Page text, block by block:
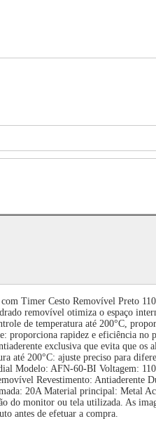
Timer Cesto Removível Preto
removível otimiza o espaço
de temperatura até 200°C,
proporciona rapidez e eficiência
exclusiva que evita que
até 200°C: ajuste preciso para
Modelo: AFN-60-BI Voltagem:
Revestimento:
20A Material principal: Metal
do monitor ou tela utilizada. As
antes de efetuar a compra.